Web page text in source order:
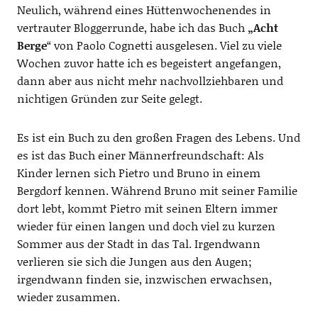
Neulich, während eines Hüttenwochenendes in
vertrauter Bloggerrunde, habe ich das Buch„Acht
Berge“ von Paolo Cognetti ausgelesen. Viel zu viele
Wochen zuvor hatte ich es begeistert angefangen,
dann aber aus nicht mehr nachvollziehbaren und
nichtigen Gründen zur Seite gelegt.
Es ist ein Buch zu den großen Fragen des Lebens. Und
es ist das Buch einer Männerfreundschaft: Als
Kinder lernen sich Pietro und Bruno in einem
Bergdorf kennen. Während Bruno mit seiner Familie
dort lebt, kommt Pietro mit seinen Eltern immer
wieder für einen langen und doch viel zu kurzen
Sommer aus der Stadt in das Tal. Irgendwann
verlieren sie sich die Jungen aus den Augen;
irgendwann finden sie, inzwischen erwachsen,
wieder zusammen.